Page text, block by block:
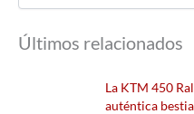
Últimos relacionados
La KTM 450
auténtica